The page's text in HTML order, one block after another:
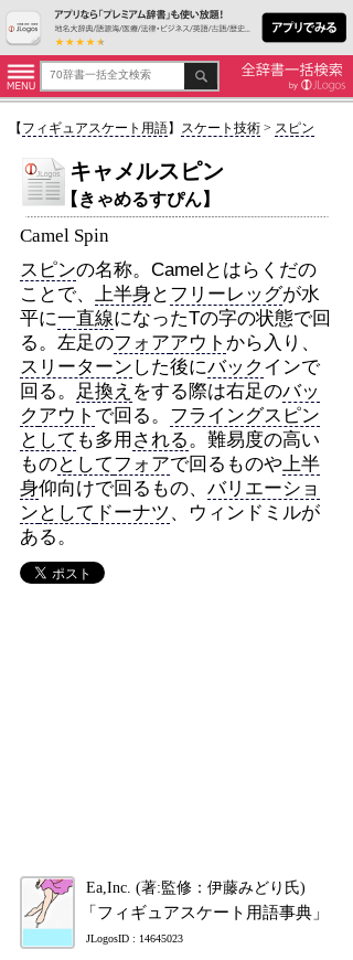
【 フィギュアスケート用語】 スケート技術> スピン
キャメルスピン
【きゃめるすぴん】
Camel Spin
スピンの名称。Camelとはらくだの
ことで、 上半身 と フリーレッグが水
平に一直線になったTの字の状態で回
る。左足のフォアアウト から入り、
スリーターン した後にバック インで
回る。
足換え をする際は右足のバッ
ク アウト で回る。 フライングスピン
として も多用 される。難易度の高い
ものとしてフォアで回るものや上半
身仰向けで回るもの、 バリエーショ
ン として ドーナツ 、ウィンドミルが
ある。
Ea,Inc. (著:監修：伊藤みどり氏)
「フィギュアスケート用語事典」
JLogosID : 14645023